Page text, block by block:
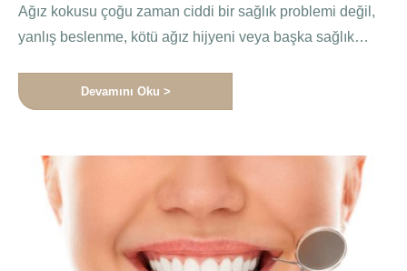
Ağız kokusu çoğu zaman ciddi bir sağlık problemi değil,
yanlış beslenme, kötü ağız hijyeni veya başka sağlık
Devamını Oku >